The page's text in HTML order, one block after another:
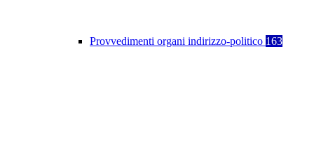
Provvedimenti organi indirizzo-politico 163